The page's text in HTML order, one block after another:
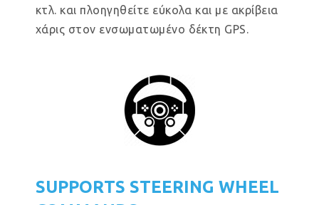
κτλ. και πλοηγηθείτε εύκολα και με ακρίβεια
χάρις στον ενσωματωμένο δέκτη GPS.
SUPPORTS STEERING WHEEL